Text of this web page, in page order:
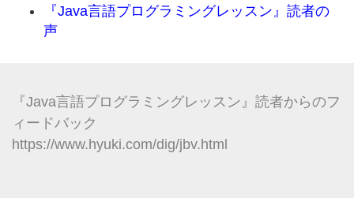
『Java言語プログラミングレッスン』読者の
声
『Java言語プログラミングレッスン』読者からのフ
ィードバック
https://www.hyuki.com/dig/jbv.html